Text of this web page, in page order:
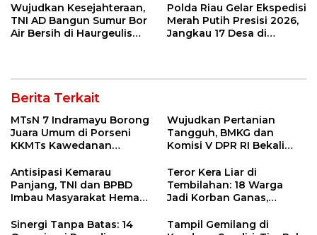
Wujudkan Kesejahteraan,
TNI AD Bangun Sumur Bor
Air Bersih di Haurgeulis
Polda Riau Gelar Ekspedisi
Merah Putih Presisi 2026,
Jangkau 17 Desa di
Berita Terkait
MTsN 7 Indramayu Borong
Juara Umum di Porseni
KKMTs Kawedanan
Wujudkan Pertanian
Tangguh, BMKG dan
Komisi V DPR RI Bekali
Sekolah Lapang Iklim
Antisipasi Kemarau
Panjang, TNI dan BPBD
Imbau Masyarakat Hemat
Kebakaran
Teror Kera Liar di
Tembilahan: 18 Warga
Jadi Korban Ganas,
12 Jahitan!
Sinergi Tanpa Batas: 14
Tampil Gemilang di